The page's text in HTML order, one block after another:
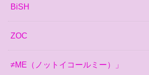
BiSH
ZOC
≠ME（ノットイコールミー）」